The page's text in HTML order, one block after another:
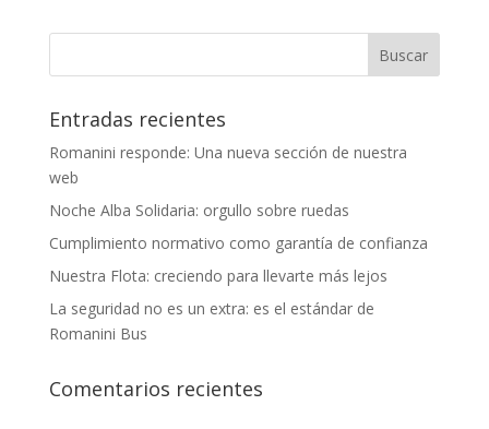
Entradas recientes
Romanini responde: Una nueva sección de nuestra
web
Noche Alba Solidaria: orgullo sobre ruedas
Cumplimiento normativo como garantía de confianza
Nuestra Flota: creciendo para llevarte más lejos
La seguridad no es un extra: es el estándar de
Romanini Bus
Comentarios recientes